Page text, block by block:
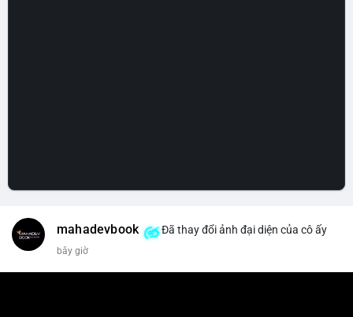
mahadevbook Đã thay đổi ảnh đại diện của cô ấy
bây giờ